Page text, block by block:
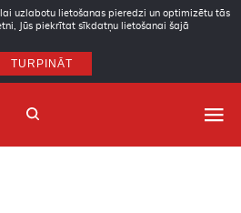
uzlabotu lietošanas pieredzi un optimizētu tās
Jūs piekrītat sīkdatņu lietošanai šajā
TURPINĀT